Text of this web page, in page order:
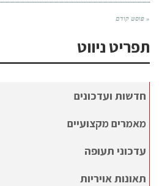
« פוסט קודם
תפריט ניווט
חדשות ועדכונים
מאמרים מקצועיים
עדכוני תעופה
תאונות אויריות